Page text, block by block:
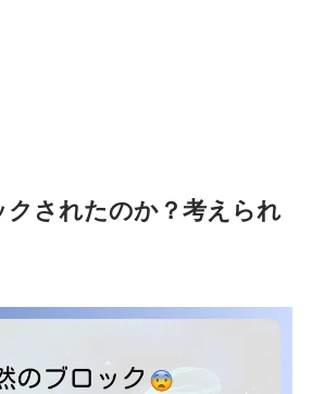
クされたのか？考えられ